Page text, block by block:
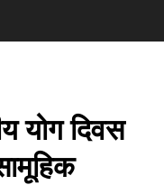
योग दिवस